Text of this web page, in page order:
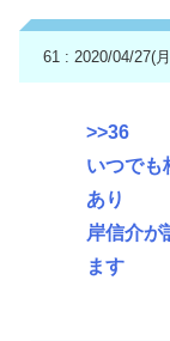
61 : 2020/04/27(
>>36
いつでも
あり
岸信介が
ます